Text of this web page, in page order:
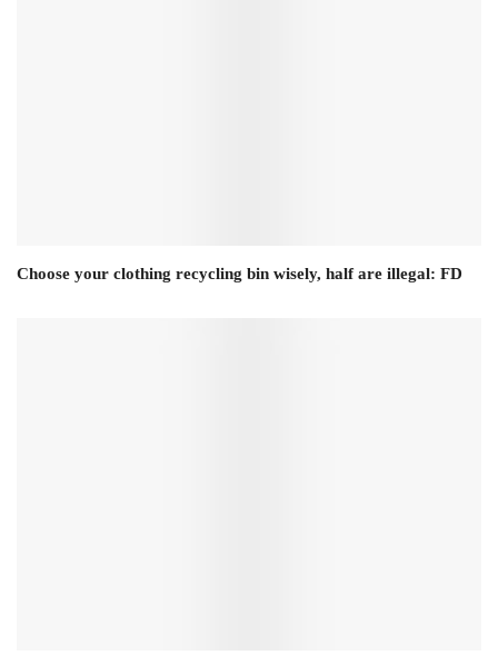
Choose your clothing recycling bin wisely, half are illegal: FD